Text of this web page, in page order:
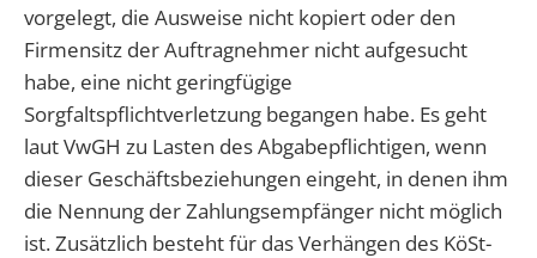
vorgelegt, die Ausweise nicht kopiert oder den
Firmensitz der Auftragnehmer nicht aufgesucht
habe, eine nicht geringfügige
Sorgfaltspflichtverletzung begangen habe. Es geht
laut VwGH zu Lasten des Abgabepflichtigen, wenn
dieser Geschäftsbeziehungen eingeht, in denen ihm
die Nennung der Zahlungsempfänger nicht möglich
ist. Zusätzlich besteht für das Verhängen des KöSt-